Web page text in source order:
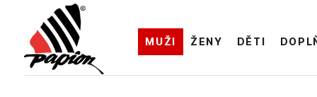
MUŽI ŽENY DĚTI